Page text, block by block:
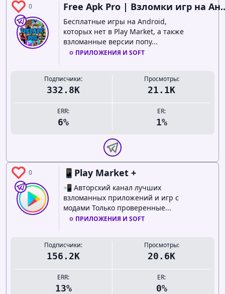
0 Free Apk Pro | Взломки игр на
Бесплатные игры на Android,
которых нет в Play Market, а также
взломанные версии попу...
ПРИЛОЖЕНИЯ И SOFT
Подписчики:
332.8K
ERR:
6%
Просмотры:
21.1K
ER:
1%
0 📱Play Market +
📲 Авторский канал лучших
взломанных приложений и игр с
модами Только проверенные...
ПРИЛОЖЕНИЯ И SOFT
Подписчики:
156.2K
ERR:
13%
Просмотры:
20.6K
ER:
0%